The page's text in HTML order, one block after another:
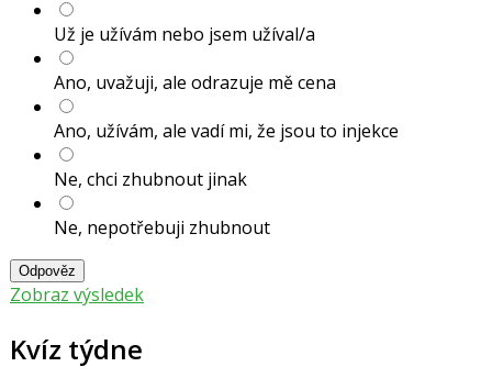
Už je užívám nebo jsem užíval/a
Ano, uvažuji, ale odrazuje mě cena
Ano, užívám, ale vadí mi, že jsou to injekce
Ne, chci zhubnout jinak
Ne, nepotřebuji zhubnout
Odpověz
Zobraz výsledek
Kvíz týdne